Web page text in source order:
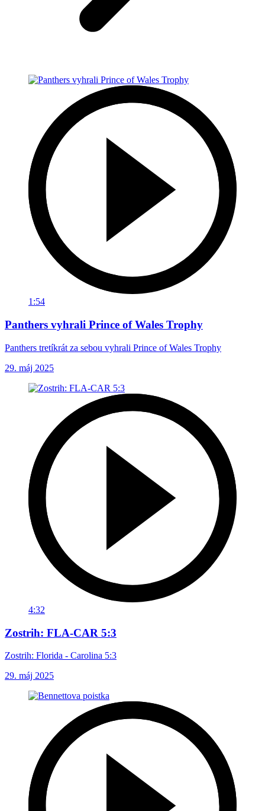
1:54
Panthers vyhrali Prince of Wales Trophy
Panthers tretíkrát za sebou vyhrali Prince of Wales Trophy
29. máj 2025
4:32
Zostrih: FLA-CAR 5:3
Zostrih: Florida - Carolina 5:3
29. máj 2025